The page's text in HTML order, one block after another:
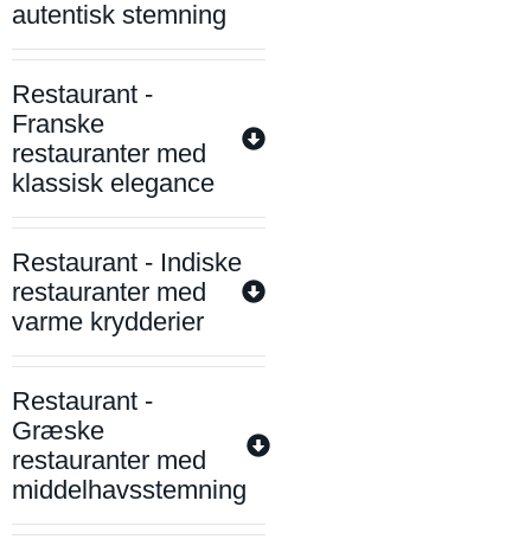
autentisk stemning
Restaurant -
Franske
restauranter med
klassisk elegance
Restaurant - Indiske
restauranter med
varme krydderier
Restaurant -
Græske
restauranter med
middelhavsstemning